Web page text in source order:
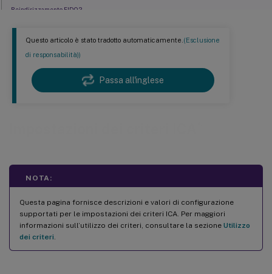
Questo articolo è stato tradotto automaticamente.(Esclusione
di responsabilità))
Passa all'inglese
NOTA:
Questa pagina fornisce descrizioni e valori di configurazione
supportati per le impostazioni dei criteri ICA. Per maggiori
informazioni sull’utilizzo dei criteri, consultare la sezione Utilizzo
dei criteri
Reindirizzamento FIDO2
Timeout di connessione del listener ICA
Numero di porta del listener ICA
Ritardo all’avvio del controllo di disconnessione
Impostazioni dei criteri di attivazione/disattivazione della modalità tablet